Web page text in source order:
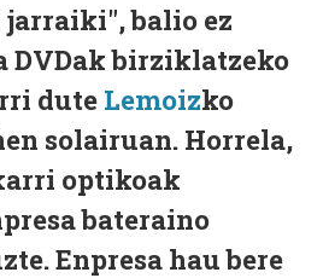
balio ez
DVDak birziklatzeko
dute Lemoizko
solairuan. Horrela,
optikoak
bateraino
Enpresa hau bere